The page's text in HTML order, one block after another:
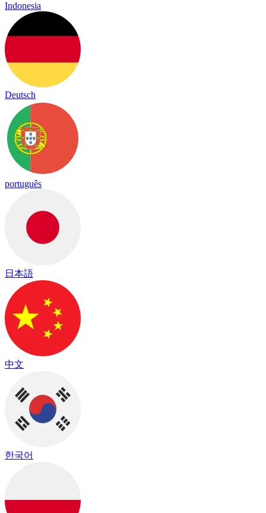
Indonesia
Deutsch
português
日本語
中文
한국어